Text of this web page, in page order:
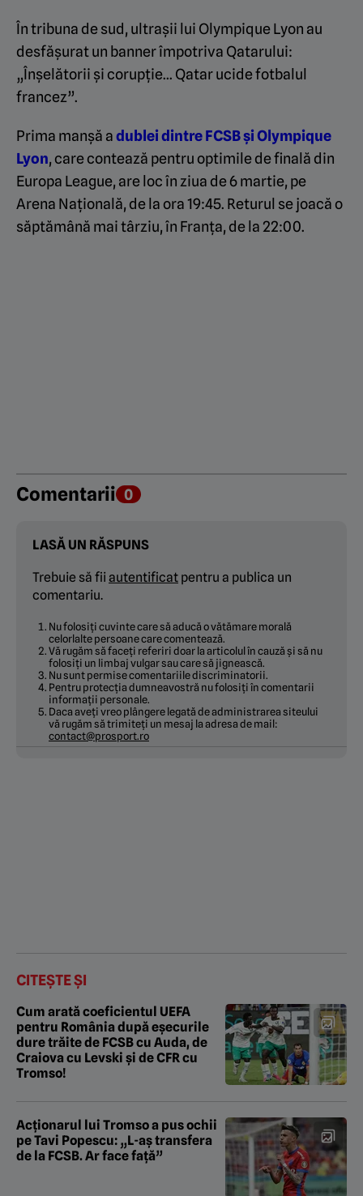
În tribuna de sud, ultrașii lui Olympique Lyon au
desfășurat un banner împotriva Qatarului:
„Înșelătorii și corupție… Qatar ucide fotbalul
francez”.
Prima manșă adublei dintre FCSB și Olympique
Lyon, care contează pentru optimile de finală din
Europa League, are loc în ziua de 6 martie, pe
Arena Națională, de la ora 19:45. Returul se joacă o
săptămână mai târziu, în Franța, de la 22:00.
Comentarii 0
LASĂ UN RĂSPUNS
Trebuie să fii autentificat pentru a publica un
comentariu.
Nu folosiți cuvinte care să aducă o vătămare morală
celorlalte persoane care comentează.
Vă rugăm să faceți referiri doar la articolul în cauză și să nu
folosiți un limbaj vulgar sau care să jignească.
Nu sunt permise comentariile discriminatorii.
Pentru protecția dumneavostră nu folosiți în comentarii
informații personale.
Daca aveți vreo plângere legată de administrarea siteului
vă rugăm să trimiteți un mesaj la adresa de mail:
contact@prosport.ro
CITEȘTE ȘI
Cum arată coeficientul UEFA
pentru România după eșecurile
dure trăite de FCSB cu Auda, de
Craiova cu Levski și de CFR cu
Tromso!
Acționarul lui Tromso a pus ochii
pe Tavi Popescu: „L-aș transfera
de la FCSB. Ar face față”